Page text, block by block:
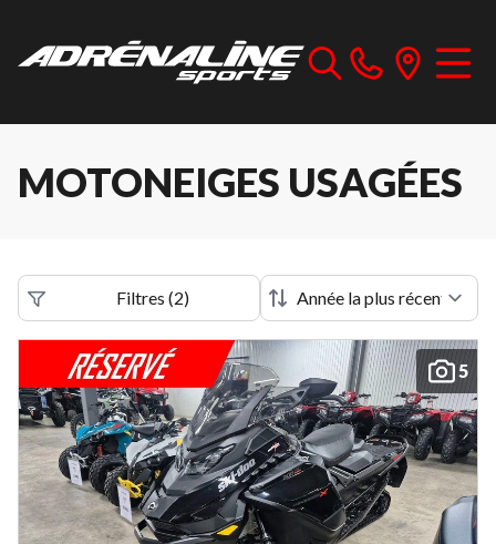
MOTONEIGES USAGÉES
Filtres (2)
5